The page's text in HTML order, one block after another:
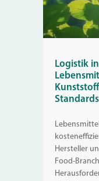
Logistik
Hersteller
Food-